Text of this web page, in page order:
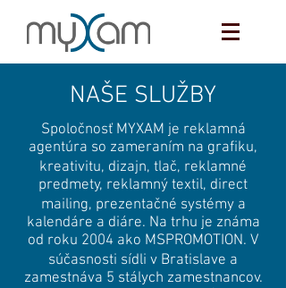
NAŠE SLUŽBY
Spoločnosť MYXAM je reklamná
agentúra so zameraním na grafiku,
kreativitu, dizajn, tlač, reklamné
predmety, reklamný textil, direct
mailing, prezentačné systémy a
kalendáre a diáre. Na trhu je známa
od roku 2004 ako MSPROMOTION. V
súčasnosti sídli v Bratislave a
zamestnáva 5 stálych zamestnancov.